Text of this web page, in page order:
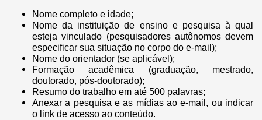
Nome completo e idade;
Nome da instituição de ensino e pesquisa à qual
esteja vinculado (pesquisadores autônomos devem
especificar sua situação no corpo do e-mail);
Nome do orientador (se aplicável);
Formação acadêmica (graduação, mestrado,
doutorado, pós-doutorado);
Resumo do trabalho em até 500 palavras;
Anexar a pesquisa e as mídias ao e-mail, ou indicar
o link de acesso ao conteúdo.